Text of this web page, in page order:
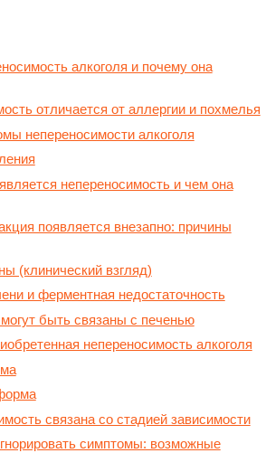
алкоголя и почему она
отличается от аллергии и похмелья
непереносимости алкоголя
непереносимость и чем она
появляется внезапно: причины
(клинический взгляд)
и ферментная недостаточность
быть связаны с печенью
непереносимость алкоголя
связана со стадией зависимости
симптомы: возможные